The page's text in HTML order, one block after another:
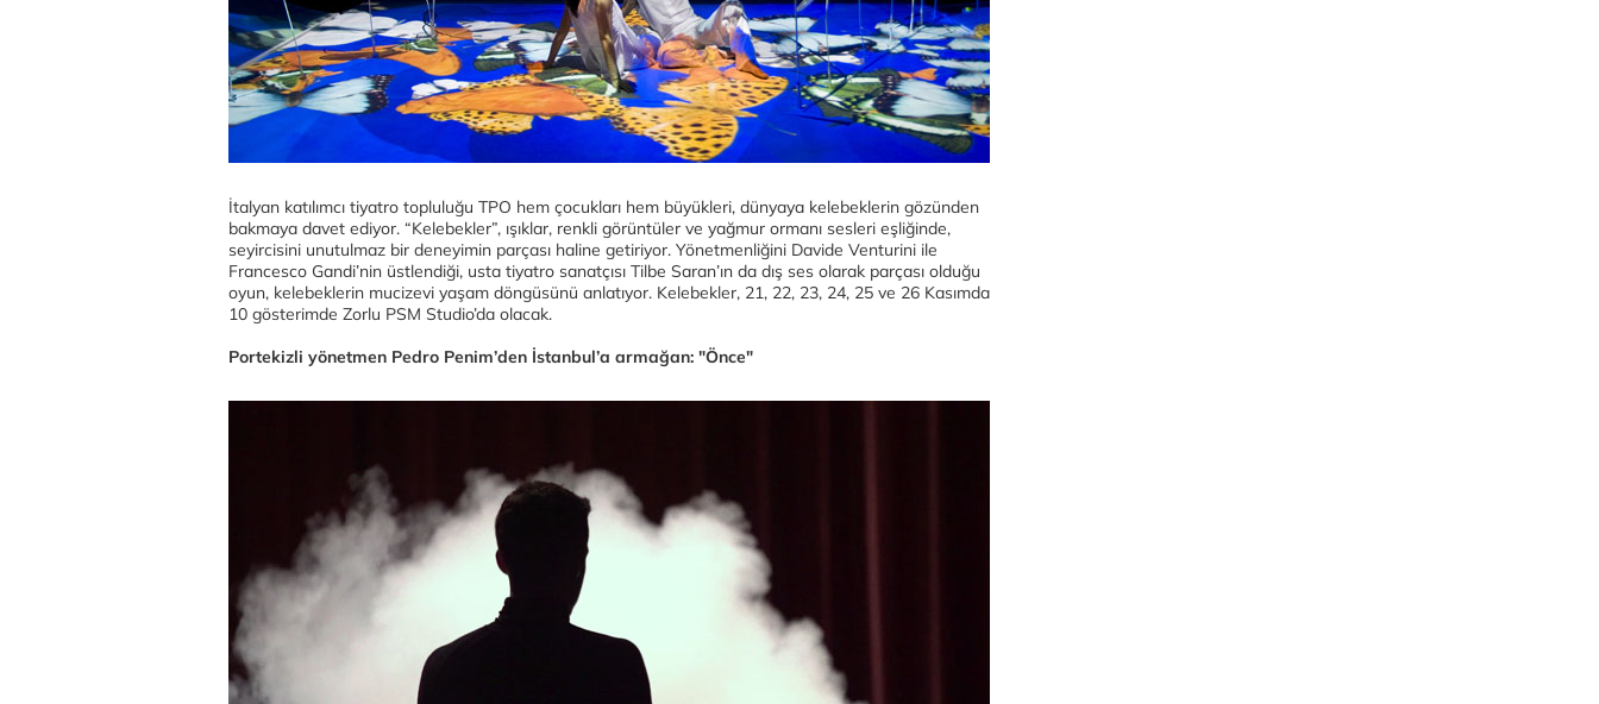
İtalyan katılımcı tiyatro topluluğu TPO hem çocukları hem büyükleri, dünyaya kelebeklerin gözünden
bakmaya davet ediyor. “Kelebekler”, ışıklar, renkli görüntüler ve yağmur ormanı sesleri eşliğinde,
seyircisini unutulmaz bir deneyimin parçası haline getiriyor. Yönetmenliğini Davide Venturini ile
Francesco Gandi’nin üstlendiği, usta tiyatro sanatçısı Tilbe Saran’ın da dış ses olarak parçası olduğu
oyun, kelebeklerin mucizevi yaşam döngüsünü anlatıyor. Kelebekler, 21, 22, 23, 24, 25 ve 26 Kasımda
10 gösterimde Zorlu PSM Studio’da olacak.
Portekizli yönetmen Pedro Penim’den İstanbul’a armağan: "Önce"